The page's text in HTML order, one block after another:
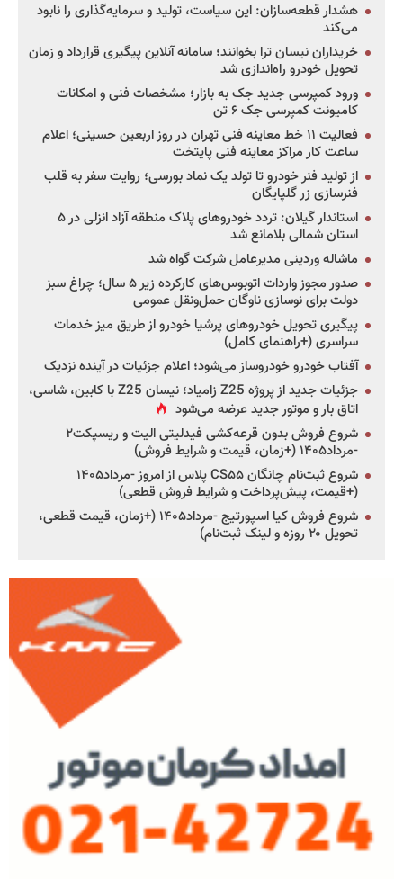
هشدار قطعه‌سازان: این سیاست، تولید و سرمایه‌گذاری را نابود
می‌کند
خریداران نیسان ترا بخوانند؛ سامانه آنلاین پیگیری قرارداد و زمان
تحویل خودرو راه‌اندازی شد
ورود کمپرسی جدید جک به بازار؛ مشخصات فنی و امکانات
کامیونت کمپرسی جک ۶ تن
فعالیت ۱۱ خط معاینه فنی تهران در روز اربعین حسینی؛ اعلام
ساعت کار مراکز معاینه فنی پایتخت
از تولید فنر خودرو تا تولد یک نماد بورسی؛ روایت سفر به قلب
فنرسازی زر گلپایگان
استاندار گیلان: تردد خودروهای پلاک منطقه آزاد انزلی در ۵
استان شمالی بلامانع شد
ماشاله وردینی مدیرعامل شرکت گواه شد
صدور مجوز واردات اتوبوس‌های کارکرده زیر ۵ سال؛ چراغ سبز
دولت برای نوسازی ناوگان حمل‌ونقل عمومی
پیگیری تحویل خودروهای پرشیا خودرو از طریق میز خدمات
سراسری (+راهنمای کامل)
آفتاب خودرو خودروساز می‌شود؛ اعلام جزئیات در آینده نزدیک
جزئیات جدید از پروژه Z25 زامیاد؛ نیسان Z25 با کابین، شاسی،
اتاق بار و موتور جدید عرضه می‌شود
شروع فروش بدون قرعه‌کشی فیدلیتی الیت و ریسپکت۲
-مرداد۱۴۰۵ (+زمان، قیمت و شرایط فروش)
شروع ثبت‌نام چانگان CS۵۵ پلاس از امروز -مرداد۱۴۰۵
(+قیمت، پیش‌پرداخت و شرایط فروش قطعی)
شروع فروش کیا اسپورتیج -مرداد۱۴۰۵ (+زمان، قیمت قطعی،
تحویل ۲۰ روزه و لینک ثبت‌نام)